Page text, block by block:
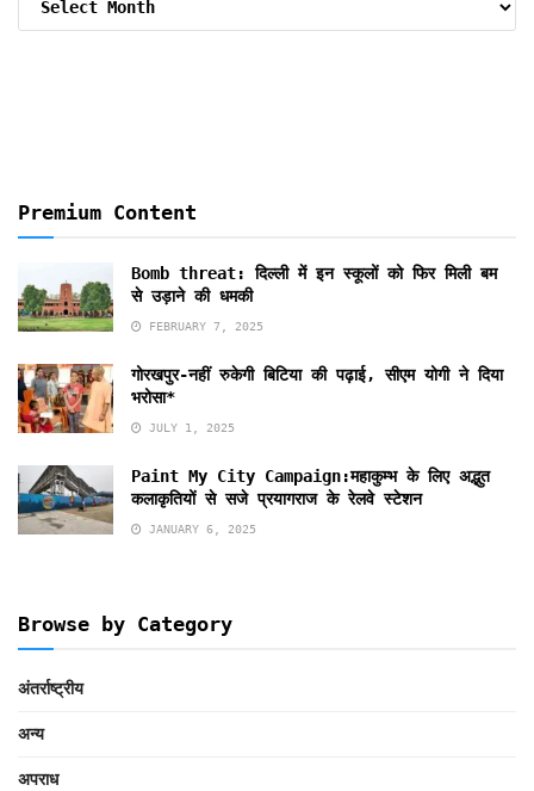
Premium Content
Bomb threat: दिल्ली में इन स्कूलों को फिर मिली बम
से उड़ाने की धमकी
FEBRUARY 7, 2025
गोरखपुर-नहीं रुकेगी बिटिया की पढ़ाई, सीएम योगी ने दिया
भरोसा*
JULY 1, 2025
Paint My City Campaign:महाकुम्भ के लिए अद्भुत
कलाकृतियों से सजे प्रयागराज के रेलवे स्टेशन
JANUARY 6, 2025
Browse by Category
अंतर्राष्ट्रीय
अन्य
अपराध